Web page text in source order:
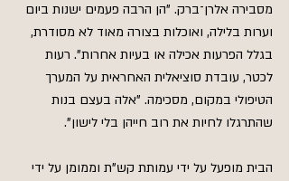
מסבירה אלרן־ברק. "הן הרבה פעמים ישנות ביום
וערות בלילה, ואוכלות בצורה מאוד לא מסודרת,
בגלל הפרעות אכילה או בעיות אחרות". רעות
לכטר, עובדת סוציאלית האחראית על המערך
הטיפולי במקום, מסכימה. "אלה בעצם בנות
שהתרגלו לחיות את רוב חייהן בלי לישון".
הבית מופעל על ידי עמותת קש"ת וממומן על ידי